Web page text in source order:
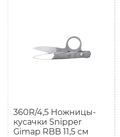
360R/4,5 Ножницы-
кусачки Snipper
Gimap RBB 11,5 см